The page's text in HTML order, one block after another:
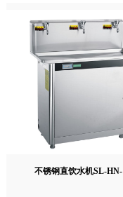
不锈钢直饮水机SL-HN-